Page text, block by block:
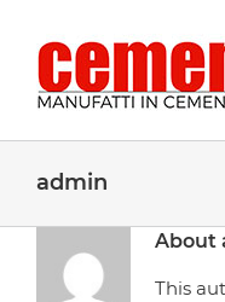
admin
About
This